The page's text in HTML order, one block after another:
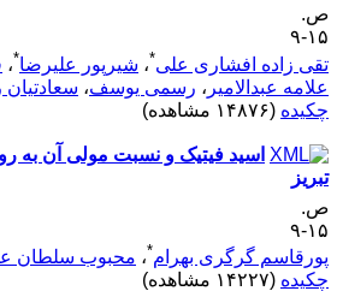
۹
‏زاده افشاری علی ،شیرپور علیرضا*،
عبدالامیر، رسمی یوسف،سعادتیان
(۱۴۸۷۶ مشاهده)
اسید فیتیک و نسبت مولی آن به
۹
گرگری بهرام * ،محبوب سلطان
(۱۴۲۲۷ مشاهده)